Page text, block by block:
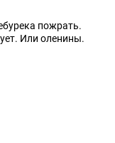
пожрать.
Или оленины.